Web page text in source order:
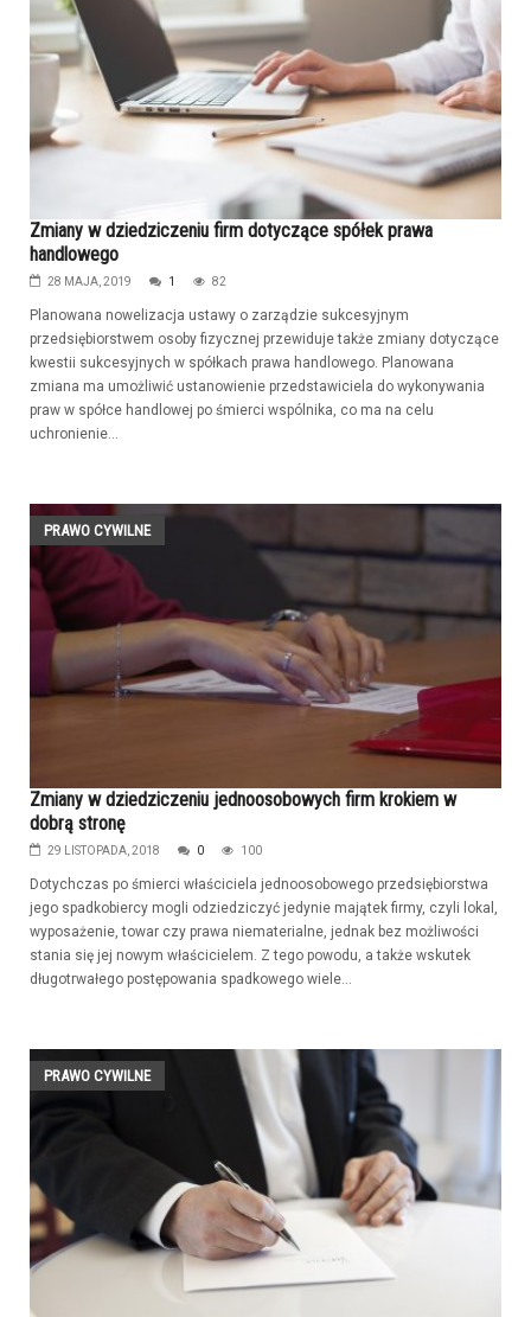
Zmiany w dziedziczeniu firm dotyczące spółek prawa
handlowego
28 MAJA, 2019 1 82
Planowana nowelizacja ustawy o zarządzie sukcesyjnym
przedsiębiorstwem osoby fizycznej przewiduje także zmiany dotyczące
kwestii sukcesyjnych w spółkach prawa handlowego. Planowana
zmiana ma umożliwić ustanowienie przedstawiciela do wykonywania
praw w spółce handlowej po śmierci wspólnika, co ma na celu
uchronienie...
PRAWO CYWILNE
Zmiany w dziedziczeniu jednoosobowych firm krokiem w
dobrą stronę
29 LISTOPADA, 2018 0 100
Dotychczas po śmierci właściciela jednoosobowego przedsiębiorstwa
jego spadkobiercy mogli odziedziczyć jedynie majątek firmy, czyli lokal,
wyposażenie, towar czy prawa niematerialne, jednak bez możliwości
stania się jej nowym właścicielem. Z tego powodu, a także wskutek
długotrwałego postępowania spadkowego wiele...
PRAWO CYWILNE